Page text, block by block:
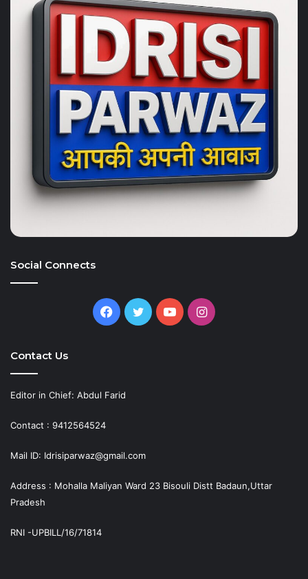
Social Connects
Facebook
TwitterYouTubeInstagram
Contact Us
Editor in Chief: Abdul Farid
Contact : 9412564524
Mail ID: Idrisiparwaz@gmail.com
Address : Mohalla Maliyan Ward 23 Bisouli Distt Badaun,Uttar
Pradesh
RNI -UPBILL/16/71814